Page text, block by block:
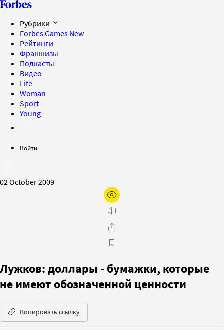
Рубрики
Forbes Games New
Рейтинги
Франшизы
Подкасты
Видео
Life
Woman
Sport
Young
Войти
02 October 2009
Лужков: доллары - бумажки, которые
не имеют обозначенной ценности
Копировать ссылку